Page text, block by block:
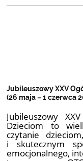
Jubileuszowy XXV
(26 maja – 1 czerwca
Jubileuszowy
Dzieciom to
czytanie
i skutecznym
emocjonalnego,